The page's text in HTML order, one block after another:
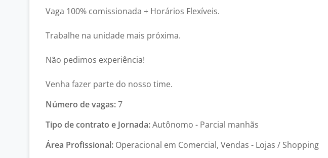
Vaga 100% comissionada + Horários Flexíveis.
Trabalhe na unidade mais próxima.
Não pedimos experiência!
Venha fazer parte do nosso time.
Número de vagas:7
Tipo de contrato e Jornada:Autônomo - Parcial manhãs
Área Profissional: Operacional em Comercial, Vendas - Lojas / Shopping